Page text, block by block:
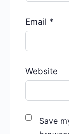
Email *
Website
Save